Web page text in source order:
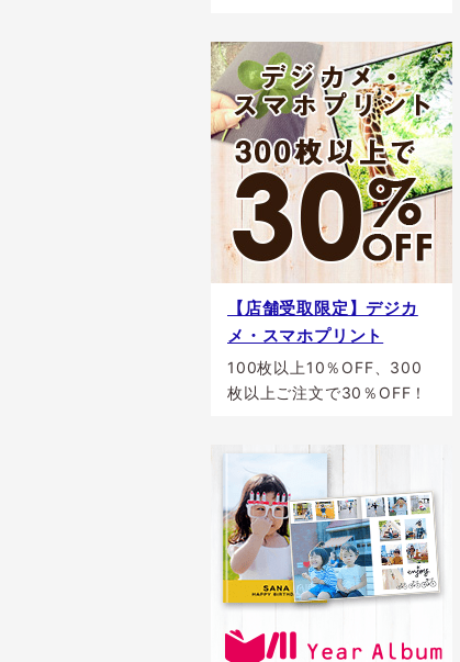
【店舗受取限定】デジカ
メ・スマホプリント
100枚以上10％OFF、300
枚以上ご注文で30％OFF！